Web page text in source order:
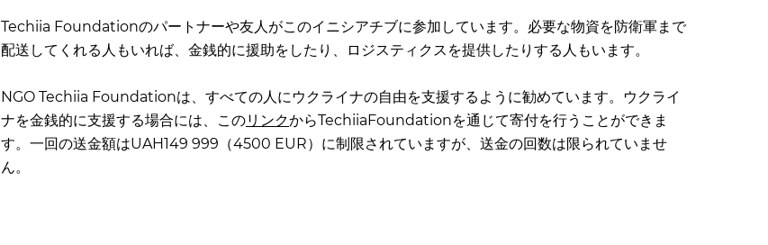
Techiia Foundationのパートナーや友人がこのイニシアチブに参加しています。必要な物資を防衛軍まで
配送してくれる人もいれば、金銭的に援助をしたり、ロジスティクスを提供したりする人もいます。
NGO Techiia Foundationは、すべての人にウクライナの自由を支援するように勧めています。ウクライ
ナを金銭的に支援する場合には、このリンクからTechiiaFoundationを通じて寄付を行うことができま
す。一回の送金額はUAH149 999（4500 EUR）に制限されていますが、送金の回数は限られていませ
ん。